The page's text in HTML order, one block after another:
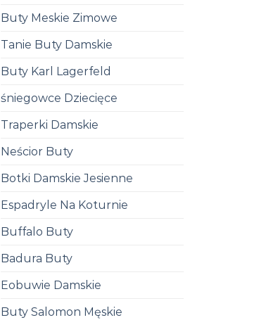
Buty Meskie Zimowe
Tanie Buty Damskie
Buty Karl Lagerfeld
śniegowce Dziecięce
Traperki Damskie
Neścior Buty
Botki Damskie Jesienne
Espadryle Na Koturnie
Buffalo Buty
Badura Buty
Eobuwie Damskie
Buty Salomon Męskie